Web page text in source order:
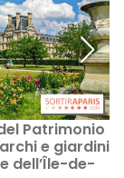
Patrimonio
e giardini
dell’Île-de-